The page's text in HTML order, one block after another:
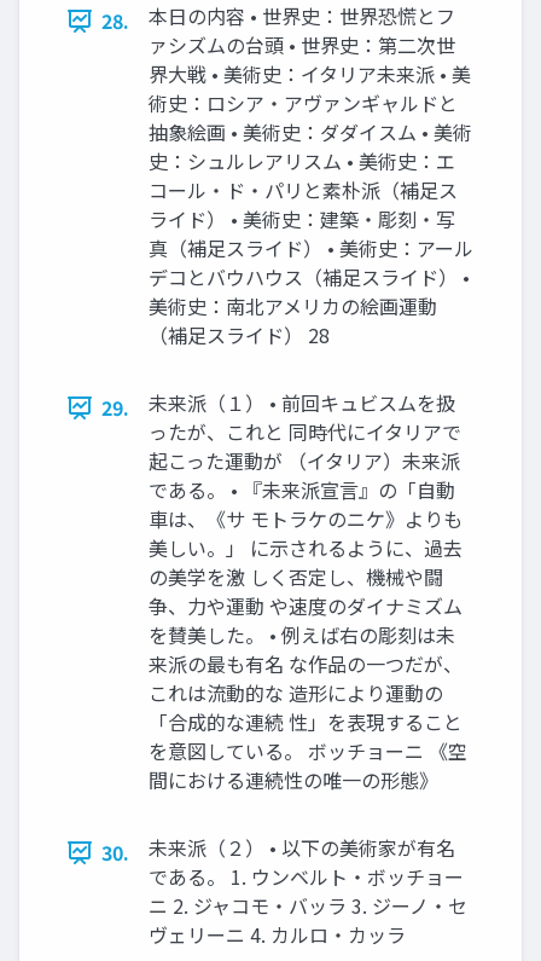
28.
本日の内容 • 世界史：世界恐慌とフ
ァシズムの台頭 • 世界史：第二次世
界大戦 • 美術史：イタリア未来派 • 美
術史：ロシア・アヴァンギャルドと
抽象絵画 • 美術史：ダダイスム • 美術
史：シュルレアリスム • 美術史：エ
コール・ド・パリと素朴派（補足ス
ライド） • 美術史：建築・彫刻・写
真（補足スライド） • 美術史：アール
デコとバウハウス（補足スライド） •
美術史：南北アメリカの絵画運動
（補足スライド） 28
29.
未来派（１） • 前回キュビスムを扱
ったが、これと 同時代にイタリアで
起こった運動が （イタリア）未来派
である。 • 『未来派宣言』の「自動
車は、《サ モトラケのニケ》よりも
美しい。」 に示されるように、過去
の美学を激 しく否定し、機械や闘
争、力や運動 や速度のダイナミズム
を賛美した。 • 例えば右の彫刻は未
来派の最も有名 な作品の一つだが、
これは流動的な 造形により運動の
「合成的な連続 性」を表現すること
を意図している。 ボッチョーニ 《空
間における連続性の唯一の形態》
30.
未来派（２） • 以下の美術家が有名
である。 1. ウンベルト・ボッチョー
ニ 2. ジャコモ・バッラ 3. ジーノ・セ
ヴェリーニ 4. カルロ・カッラ